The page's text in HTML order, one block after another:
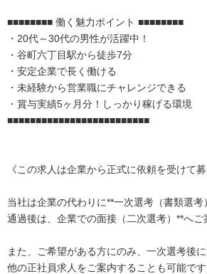
■■■■■■■■ 働く魅力ポイント ■■■■■■■■
・20代～30代の男性が活躍中！
・谷町六丁目駅から徒歩7分
・安定企業で長く働ける
・未経験から営業職にチャレンジできる
・賞与実績5ヶ月分！しっかり稼げる環境
■■■■■■■■■■■■■■■■■■■■■■■■■
《この求人は企業から正式に依頼を受けて募
当社は企業の代わりに**一次選考（書類選考
通過後は、企業での面接（二次選考）**へご
また、ご希望がある方にのみ、一次選考後
他の正社員求人をご案内することも可能です